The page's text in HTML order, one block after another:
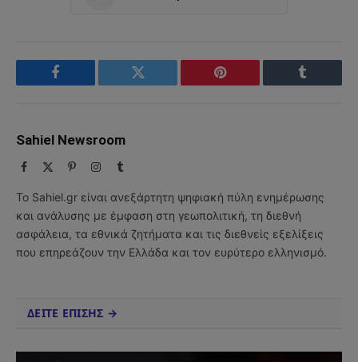
Facebook Twitter Pinterest Tumblr
Sahiel Newsroom
Facebook PinterestInstagram
Tumblr
Το Sahiel.gr είναι ανεξάρτητη ψηφιακή πύλη ενημέρωσης
και ανάλυσης με έμφαση στη γεωπολιτική, τη διεθνή
ασφάλεια, τα εθνικά ζητήματα και τις διεθνείς εξελίξεις
που επηρεάζουν την Ελλάδα και τον ευρύτερο ελληνισμό.
ΔΕΙΤΕ ΕΠΙΣΗΣ →